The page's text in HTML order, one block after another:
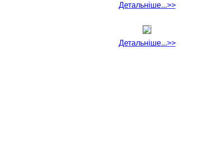
Детальніше...>>
Детальніше...>>